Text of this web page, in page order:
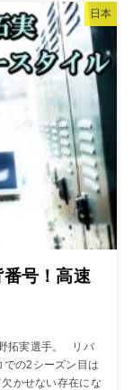
日本
号！高速
拓実選手。 リバ
での2シーズン目は
かせない存在にな